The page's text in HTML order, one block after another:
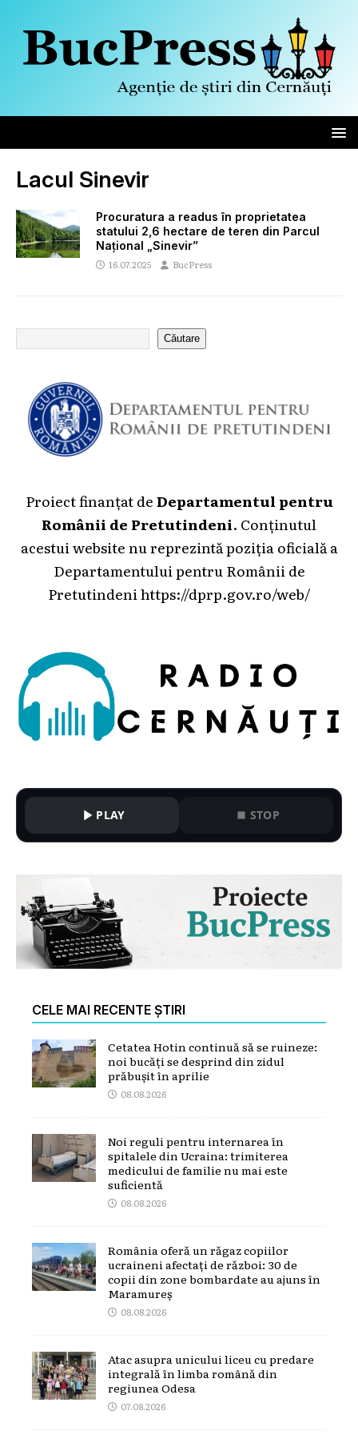
Lacul Sinevir
Procuratura a readus în proprietatea
statului 2,6 hectare de teren din Parcul
Național „Sinevir”
16.07.2025 BucPress
Căutare
Proiect finanțat deDepartamentul pentru
Românii de Pretutindeni. Conținutul
acestui website nu reprezintă poziția oficială a
Departamentului pentru Românii de
Pretutindeni https://dprp.gov.ro/web/
PLAY STOP
CELE MAI RECENTE ȘTIRI
Cetatea Hotin continuă să se ruineze:
noi bucăți se desprind din zidul
prăbușit în aprilie
08.08.2026
Noi reguli pentru internarea în
spitalele din Ucraina: trimiterea
medicului de familie nu mai este
suficientă
08.08.2026
România oferă un răgaz copiilor
ucraineni afectați de război: 30 de
copii din zone bombardate au ajuns în
Maramureș
08.08.2026
Atac asupra unicului liceu cu predare
integrală în limba română din
regiunea Odesa
07.08.2026